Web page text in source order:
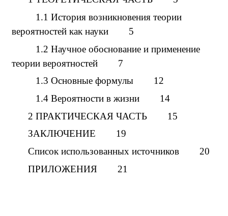
1.1 История возникновения теории
вероятностей как науки 5
1.2 Научное обоснование и применение
теории вероятностей 7
1.3 Основные формулы 12
1.4 Вероятности в жизни 14
2 ПРАКТИЧЕСКАЯ ЧАСТЬ 15
ЗАКЛЮЧЕНИЕ 19
Список использованных источников 20
ПРИЛОЖЕНИЯ 21